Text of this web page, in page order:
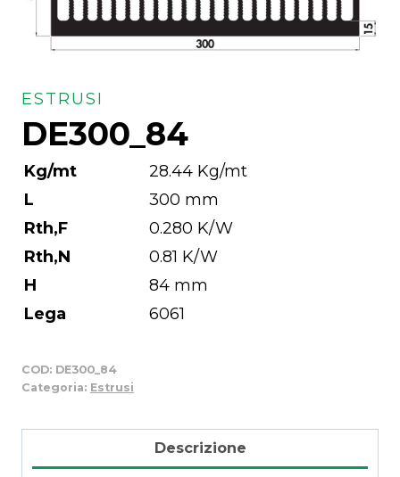
ESTRUSI
DE300_84
Kg/mt
28.44 Kg/mt
L
300 mm
Rth,F
0.280 K/W
Rth,N
0.81 K/W
H
84 mm
Lega
6061
COD: DE300_84
Categoria: Estrusi
Descrizione